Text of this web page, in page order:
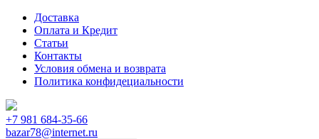
Доставка
Оплата и Кредит
Статьи
Контакты
Условия обмена и возврата
Политика конфидециальности
+7 981 684-35-66
bazar78@internet.ru